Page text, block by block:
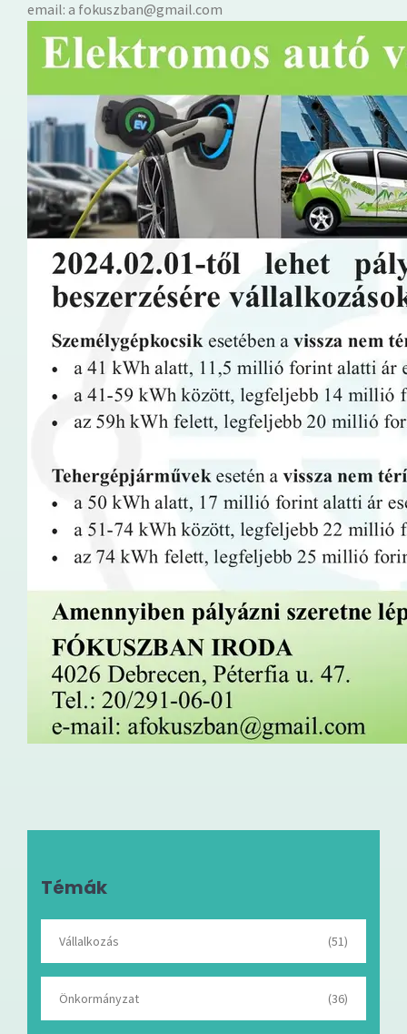
​​​​​​​email: a fokuszban@gmail.com​​​​​​​
Témák
Vállalkozás (51)
Önkormányzat (36)